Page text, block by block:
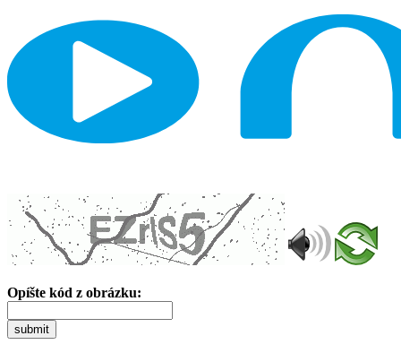
Opíšte kód z obrázku:
submit